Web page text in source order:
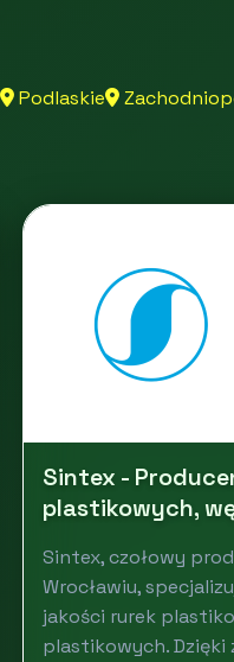
Podlaskie
Sintex -
plastikowych,
Sintex, czołowy
Wrocławiu,
jakości rurek
plastikowych. Dzięki